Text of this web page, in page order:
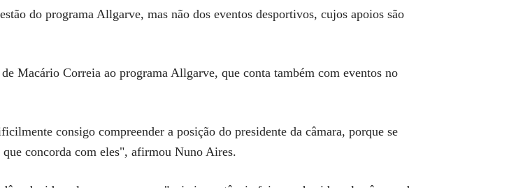
do programa Allgarve, mas não dos eventos desportivos, cujos apoios são
Macário Correia ao programa Allgarve, que conta também com eventos no
consigo compreender a posição do presidente da câmara, porque se
que concorda com eles", afirmou Nuno Aires.